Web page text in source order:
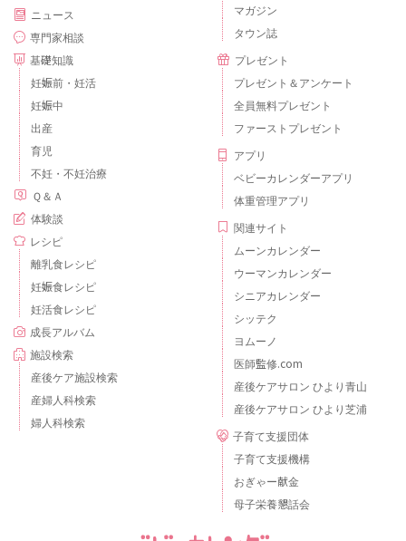
ニュース
専門家相談
基礎知識
妊娠前・妊活
妊娠中
出産
育児
不妊・不妊治療
Ｑ＆Ａ
体験談
レシピ
離乳食レシピ
妊娠食レシピ
妊活食レシピ
成長アルバム
施設検索
産後ケア施設検索
産婦人科検索
婦人科検索
マガジン
タウン誌
プレゼント
プレゼント＆アンケート
全員無料プレゼント
ファーストプレゼント
アプリ
ベビーカレンダーアプリ
体重管理アプリ
関連サイト
ムーンカレンダー
ウーマンカレンダー
シニアカレンダー
シッテク
ヨムーノ
医師監修.com
産後ケアサロン ひより青山
産後ケアサロン ひより芝浦
子育て支援団体
子育て支援機構
おぎゃー献金
母子栄養懇話会